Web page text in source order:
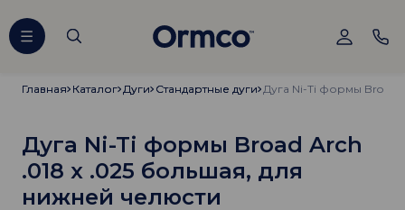
Главная
Главная Каталог
Каталог Дуги
Дуги Стандартные дуги
Стандартные дуги
Дуга Ni-Ti формы Broad Arch
.018 х .025 большая, для
нижней челюсти